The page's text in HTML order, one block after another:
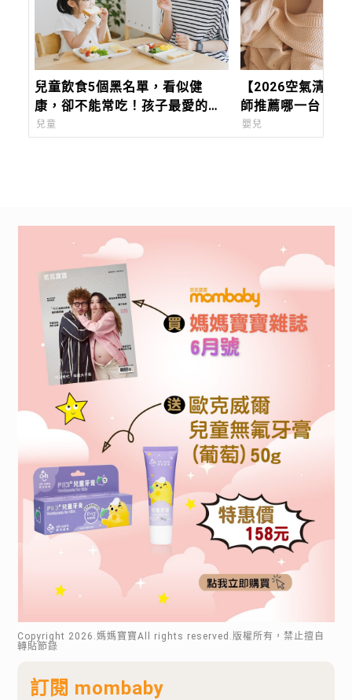
兒童飲食5個黑名單，看似健
康，卻不能常吃！孩子最愛的草
莓牛奶，阿嬤大骨湯都上榜！加
兒童
【2026空氣清淨
師推薦哪一台？守
關鍵選擇
嬰兒
Copyright 2026 .媽媽寶寶All rights reserved.版權所有，禁止擅自
轉貼節錄
訂閱 mombaby